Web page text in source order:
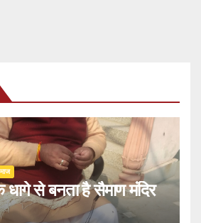
धागे से बनता है सैमाण मंदिर